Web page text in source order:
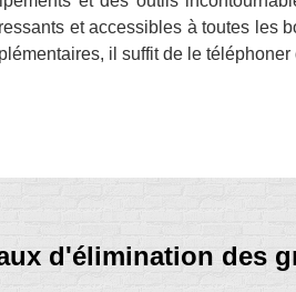
et accessibles à toutes les
il suffit de le téléphoner
d'élimination des